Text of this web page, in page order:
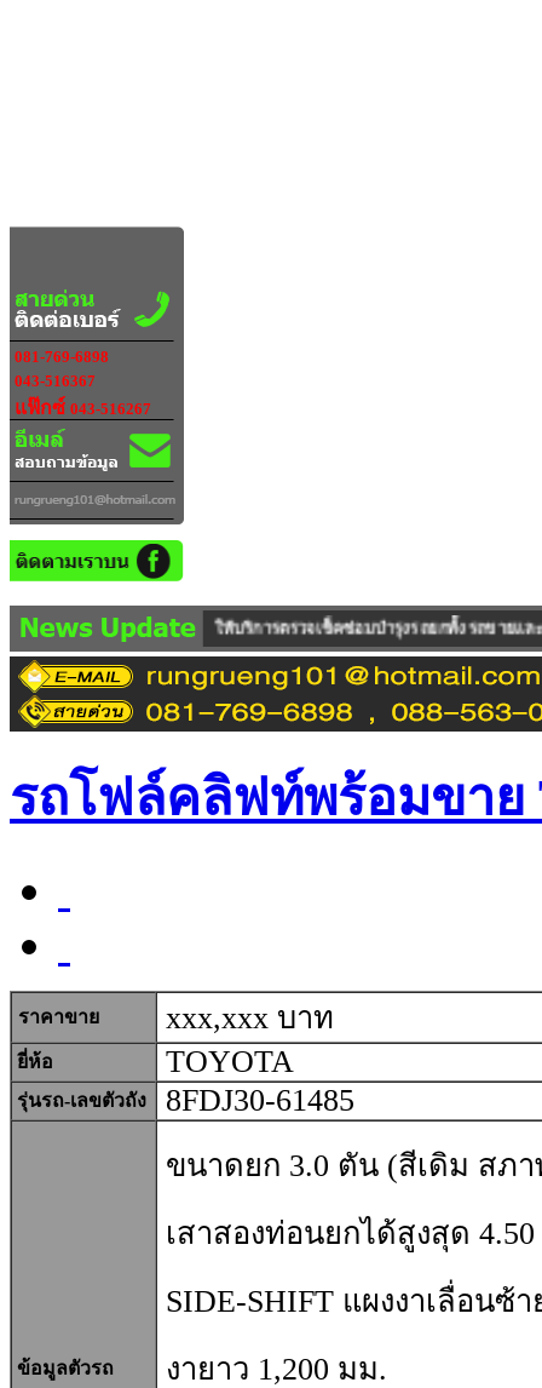
081-769-6898
043-516367
แฟ๊กซ์ 043-516267
ให้บริการตรวจเช็คซ่อมบำรุงรถยกทั้งรถขายและรถเช่า ซึ่งทางบริษัท
รถโฟล์คลิฟท์พร้อมขาย
ราคาขาย xxx,xxx บาท
ยี่ห้อ TOYOTA
รุ่นรถ-เลขตัวถัง 8FDJ30-61485
ข้อมูลตัวรถ
ขนาดยก 3.0 ตัน (สีเดิม สภ
เสาสองท่อนยกได้สูงสุด 4.50
SIDE-SHIFT แผงงาเลื่อนซ้
งายาว 1,200 มม.